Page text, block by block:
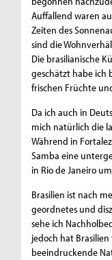
Auffallend waren
Zeiten des
sind die
Die brasilianische
geschätzt habe ich
frischen Früchte
Da ich auch in
mich natürlich die
Während in
Samba eine
in Rio de Janeiro
Brasilien ist nach
geordnetes und
sehe ich
jedoch hat
beeindruckende